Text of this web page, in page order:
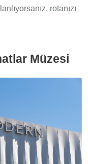
rotanızı
Müzesi